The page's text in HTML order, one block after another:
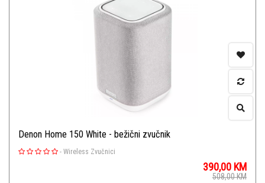
Denon Home 150 White - bežični zvučnik
- Wireless Zvučnici
390,00 KM
508,00KM